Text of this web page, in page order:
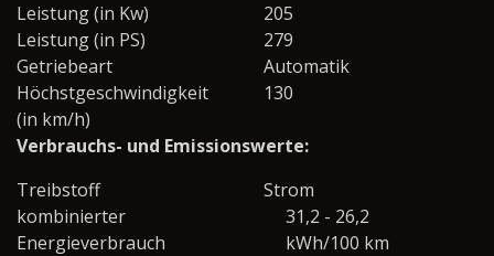
Leistung (in Kw)
205
Leistung (in PS)
279
Getriebeart
Automatik
Höchstgeschwindigkeit
(in km/h)
130
Verbrauchs- und Emissionswerte:
Treibstoff
Strom
kombinierter
Energieverbrauch
31,2 - 26,2
kWh/100 km